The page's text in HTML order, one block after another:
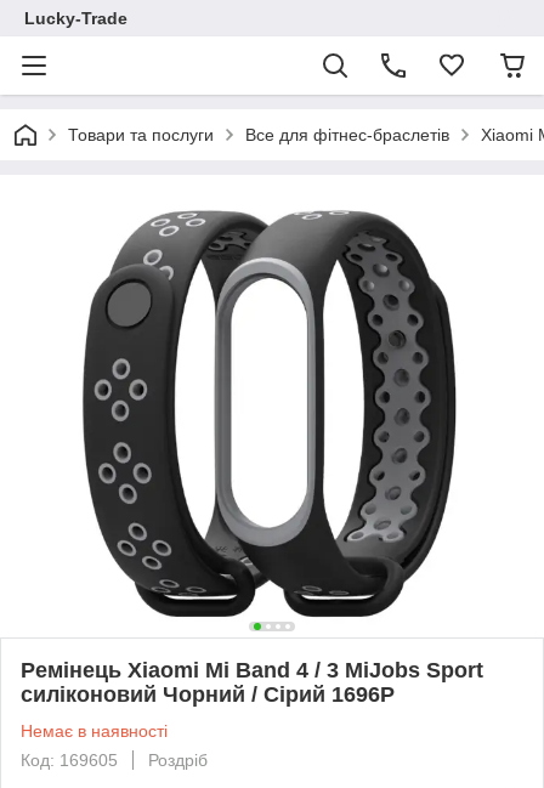
Lucky-Trade
Товари та послуги Все для фітнес-браслетів Xiaomi
Ремінець Xiaomi Mi Band 4 / 3 MiJobs Sport
силіконовий Чорний / Сірий 1696P
Немає в наявності
Код: 169605
Роздріб